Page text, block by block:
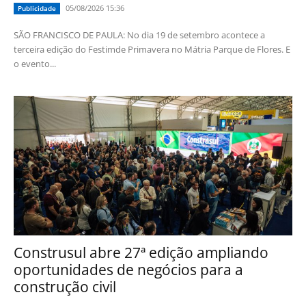
Publicidade 05/08/2026 15:36
SÃO FRANCISCO DE PAULA: No dia 19 de setembro acontece a
terceira edição do Festimde Primavera no Mátria Parque de Flores. E
o evento...
Construsul abre 27ª edição ampliando
oportunidades de negócios para a
construção civil